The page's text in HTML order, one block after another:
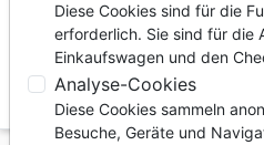
Diese Cookies sind für die
erforderlich. Sie sind für die
Einkaufswagen und den
Analyse-Cookies
Diese Cookies sammeln
Besuche, Geräte und